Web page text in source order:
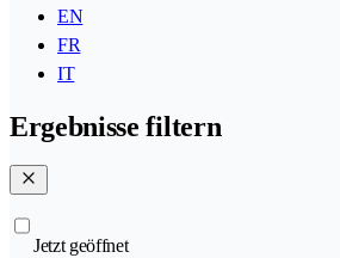
EN
FR
IT
Ergebnisse filtern
Jetzt geöffnet